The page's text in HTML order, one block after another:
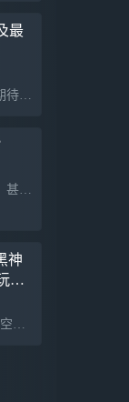
最
《黑神话：悟空》发售近一年，玩家期待DLC，游戏美术总监暗示秋季可能推出内容，但尚无正式公告。
外国玩家高度喜爱《黑神话：悟空》，甚至自行制作了精美的影神图和插图，展现出对游戏元素的热爱，制作水平不输官方，体现了该游戏在国际上的影响力和吸引力。
神
攻
根据Steam平台的数据，《黑神话：悟空》在上线一小时后，Steam在线人数突破了一百万。上线不久后，该游戏的同时在线人数已经超过了150万，并且成为了同时在线玩家最多的付费买断制单机游戏。为助力国产